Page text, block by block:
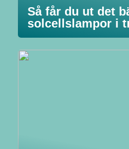
Så får du ut det
solcellslampor i